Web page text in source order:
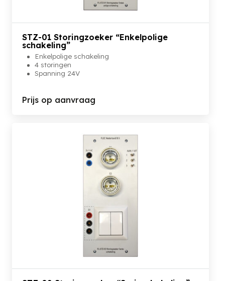
STZ-01 Storingzoeker “Enkelpolige
schakeling”
Enkelpolige schakeling
4 storingen
Spanning 24V
Prijs op aanvraag